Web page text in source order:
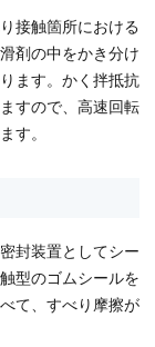
接触箇所における
剤の中をかき分け
ます。かく拌抵抗
すので、高速回転
す。
封装置としてシー
型のゴムシールを
て、すべり摩擦が